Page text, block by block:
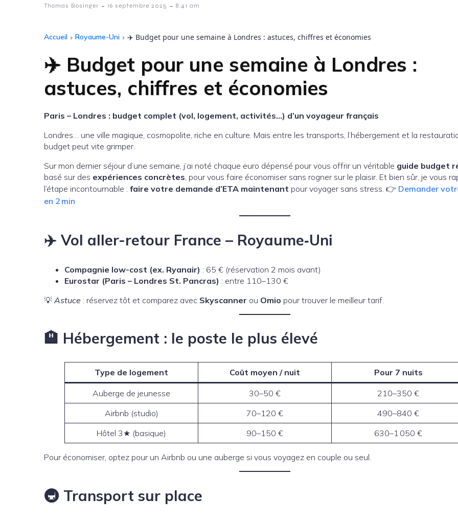
Thomas Bosinger - 16 septembre 2025 - 8:41 am
Accueil › Royaume-Uni › ✈️ Budget pour une semaine à Londres : astuces, chiffres et économies
✈️ Budget pour une semaine à Londres :
astuces, chiffres et économies
Paris – Londres : budget complet (vol, logement, activités…) d’un voyageur français
Londres… une ville magique, cosmopolite, riche en culture. Mais entre les transports, l’hébergement et la
budget peut vite grimper.
Sur mon dernier séjour d’une semaine, j’ai noté chaque euro dépensé pour vous offrir un véritable guide budget
basé sur des expériences concrètes, pour vous faire économiser sans rogner sur le plaisir. Et bien sûr, je vous
l’étape incontournable : faire votre demande d’ETA maintenant pour voyager sans stress. 👉 Demander
en 2 min
✈️ Vol aller-retour France – Royaume‑Uni
Compagnie low-cost (ex. Ryanair) : 65 € (réservation 2 mois avant)
Eurostar (Paris – Londres St. Pancras) : entre 110–130 €
💡 Astuce : réservez tôt et comparez avec Skyscanner ou Omio pour trouver le meilleur tarif.
🏨 Hébergement : le poste le plus élevé
Type de logement Coût moyen / nuit Pour 7 nuits
Auberge de jeunesse 30–50 €
210–350 €
Airbnb (studio)
70–120 €
490–840 €
Hôtel 3★ (basique)
90–150 € 630–1 050 €
Pour économiser, optez pour un Airbnb ou une auberge si vous voyagez en couple ou seul.
🚇 Transport sur place